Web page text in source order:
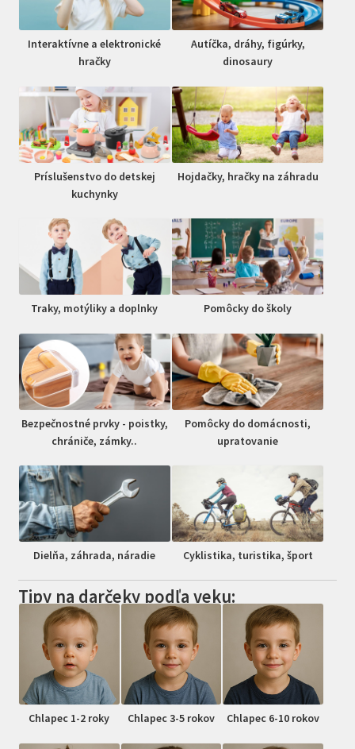
Interaktívne a elektronické
hračky
Autíčka, dráhy, figúrky,
dinosaury
Príslušenstvo do detskej
kuchynky
Hojdačky, hračky na záhradu
Traky, motýliky a doplnky Pomôcky do školy
Bezpečnostné prvky - poistky,
chrániče, zámky..
Pomôcky do domácnosti,
upratovanie
Dielňa, záhrada, náradie Cyklistika, turistika, šport
Tipy na darčeky podľa veku:
Chlapec 1-2 roky Chlapec 3-5 rokov Chlapec 6-10 rokov